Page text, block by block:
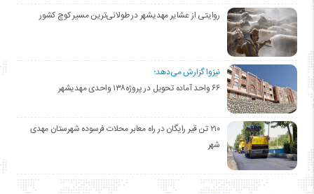
روایتی از عشایر مهدیشهر در طولانی‌ترین مسیر کوچ کشور
نیزوا گزارش می‌دهد؛
۶۶ واحد آماده تحویل در پروژه۱۳۸ واحدی مهدیشهر
۲۱۰ تن قیر رایگان در راه معابر محلات فرسوده شهرستان مهدی
شهر